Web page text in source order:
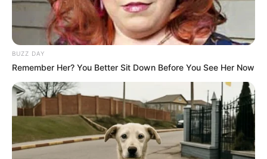
BUZZ DAY
Remember Her? You Better Sit Down Before You See Her Now